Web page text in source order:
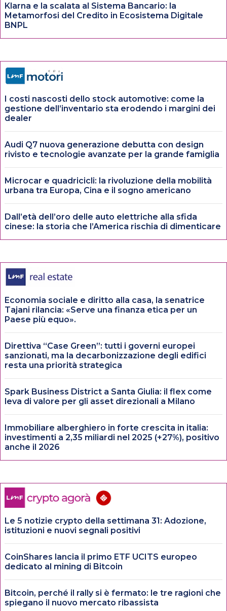
Klarna e la scalata al Sistema Bancario: la
Metamorfosi del Credito in Ecosistema Digitale
BNPL
I costi nascosti dello stock automotive: come la
gestione dell’inventario sta erodendo i margini dei
dealer
Audi Q7 nuova generazione debutta con design
rivisto e tecnologie avanzate per la grande famiglia
Microcar e quadricicli: la rivoluzione della mobilità
urbana tra Europa, Cina e il sogno americano
Dall’età dell’oro delle auto elettriche alla sfida
cinese: la storia che l’America rischia di dimenticare
Economia sociale e diritto alla casa, la senatrice
Tajani rilancia: «Serve una finanza etica per un
Paese più equo».
Direttiva “Case Green”: tutti i governi europei
sanzionati, ma la decarbonizzazione degli edifici
resta una priorità strategica
Spark Business District a Santa Giulia: il flex come
leva di valore per gli asset direzionali a Milano
Immobiliare alberghiero in forte crescita in italia:
investimenti a 2,35 miliardi nel 2025 (+27%), positivo
anche il 2026
Le 5 notizie crypto della settimana 31: Adozione,
istituzioni e nuovi segnali positivi
CoinShares lancia il primo ETF UCITS europeo
dedicato al mining di Bitcoin
Bitcoin, perché il rally si è fermato: le tre ragioni che
spiegano il nuovo mercato ribassista